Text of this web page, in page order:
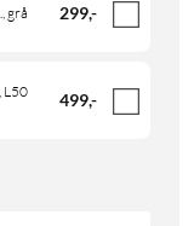
grå 299,-
L50
499,-